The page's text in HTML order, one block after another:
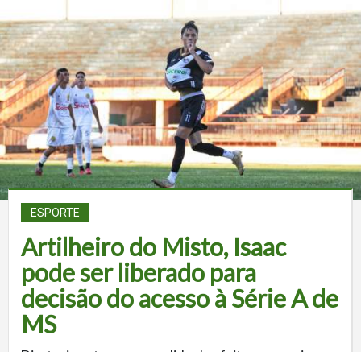
ESPORTE
Artilheiro do Misto, Isaac
pode ser liberado para
decisão do acesso à Série A de
MS